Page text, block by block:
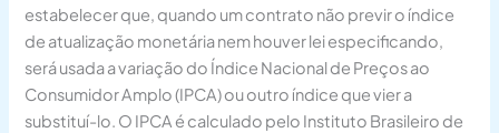
estabelecer que, quando um contrato não previr o índice
de atualização monetária nem houver lei especificando,
será usada a variação do Índice Nacional de Preços ao
Consumidor Amplo (IPCA) ou outro índice que vier a
substituí-lo. O IPCA é calculado pelo Instituto Brasileiro de